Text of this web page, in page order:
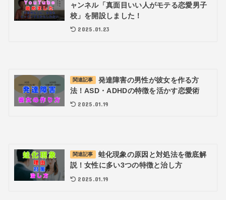
ャンネル「真面目いい人がモテる恋愛男子
校」を開設しました！
2025.01.23
関連記事
発達障害の男性が彼女を作る方
法！ASD・ADHDの特徴を活かす恋愛術
2025.01.19
関連記事
蛙化現象の原因と対処法を徹底解
説！女性に多い3つの特徴と治し方
2025.01.19